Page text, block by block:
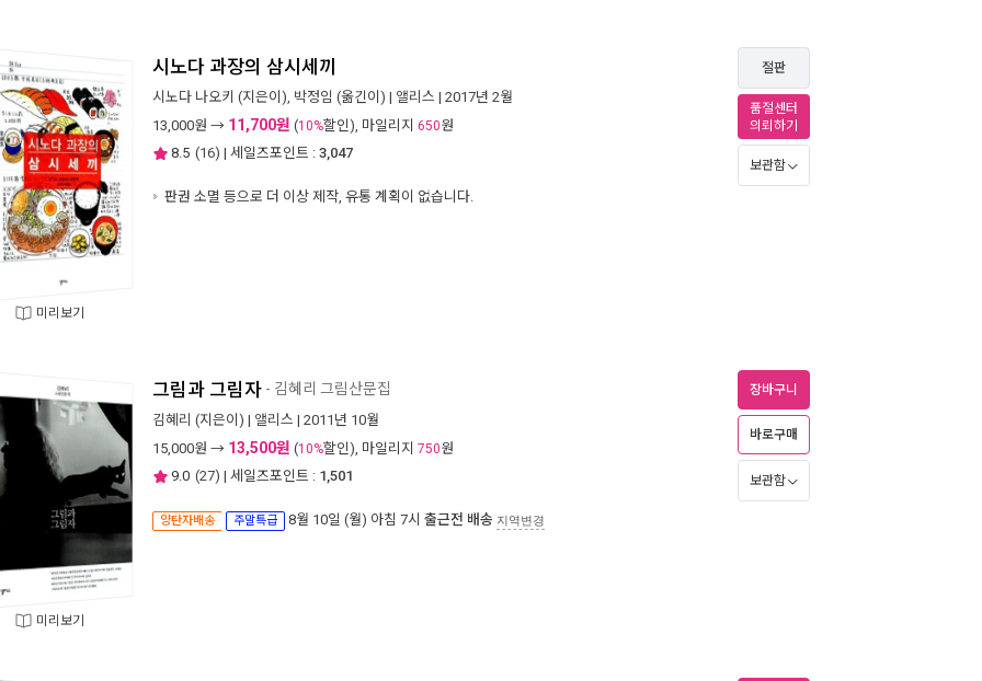
미리보기
시노다 과장의 삼시세끼
시노다 나오키 (지은이), 박정임 (옮긴이) | 앨리스 | 2017년 2월
13,000원 → 11,700원 (10%할인), 마일리지 650원
8.5 (16) | 세일즈포인트 : 3,047
판권 소멸 등으로 더 이상 제작, 유통 계획이 없습니다.
절판
품절센터
의뢰하기
보관함
미리보기
그림과 그림자 - 김혜리 그림산문집
김혜리 (지은이) | 앨리스 | 2011년 10월
15,000원 → 13,500원 (10%할인), 마일리지 750원
9.0 (27) | 세일즈포인트 : 1,501
양탄자배송 주말특급 8월 10일 (월) 아침 7시 출근전 배송 지역변경
장바구니
바로구매
보관함